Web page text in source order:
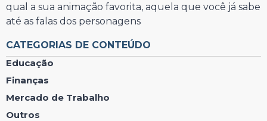
qual a sua animação favorita, aquela que você já sabe
até as falas dos personagens
CATEGORIAS DE CONTEÚDO
Educação
Finanças
Mercado de Trabalho
Outros